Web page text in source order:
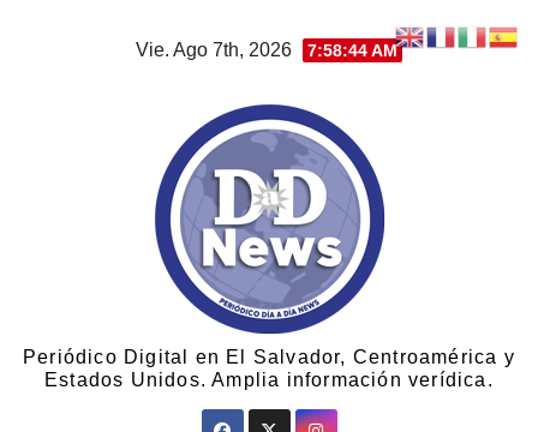
Vie. Ago 7th, 2026 7:58:45 AM
Periódico Digital en El Salvador, Centroamérica y
Estados Unidos. Amplia información verídica.